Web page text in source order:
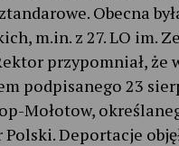
Obecna
m.in. z 27. LO im.
przypomniał, że
podpisanego 23
Mołotow,
Deportacje